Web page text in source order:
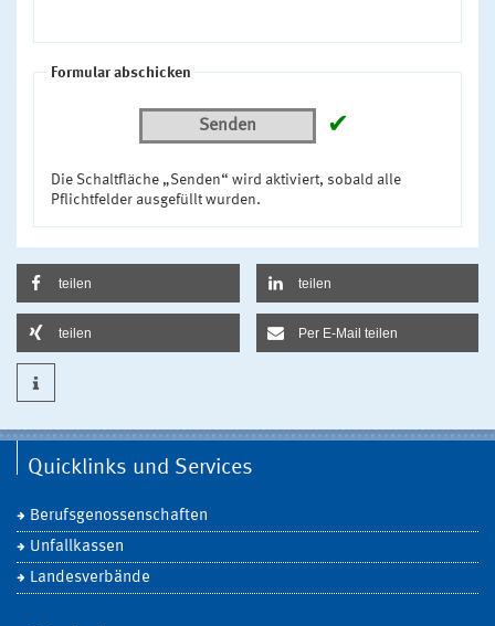
Formular abschicken
Senden ✔
Die Schaltfläche „Senden“ wird aktiviert, sobald alle
Pflichtfelder ausgefüllt wurden.
teilen teilen
teilen Per E-Mail teilen
Quicklinks und Services
Berufsgenossenschaften
Unfallkassen
Landesverbände